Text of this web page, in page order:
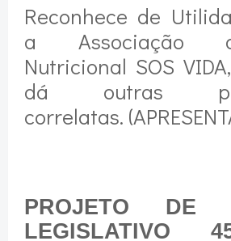
Reconhece de
a Associação
Nutricional SOS
dá outras
correlatas.
PROJETO
LEGISLATIVO